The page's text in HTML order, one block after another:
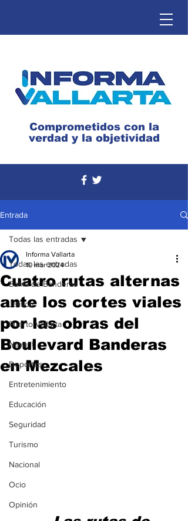
Comprometidos con la
verdad y la objetividad
Entrada
Todas las entradas
Bahía de Banderas
Jalisco
Puerto Vallarta
Nayarit
Deportes
Entretenimiento
Educación
Seguridad
Turismo
Nacional
Ocio
Opinión
Todas las entradas
Cuatro rutas alternas
ante los cortes viales
por las obras del
Boulevard Banderas
en Mezcales
Informa Vallarta
10 mar 2024